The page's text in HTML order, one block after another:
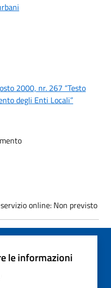
2000, nr. 267 “Testo
degli Enti Locali”
online: Non previsto
le informazioni